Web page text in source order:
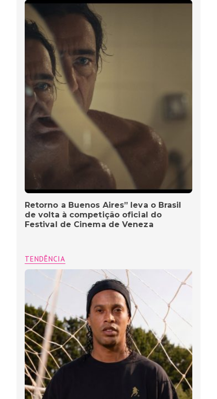
Retorno a Buenos Aires” leva o Brasil
de volta à competição oficial do
Festival de Cinema de Veneza
TENDÊNCIA